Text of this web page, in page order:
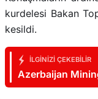
kurdelesi Bakan
kesildi.
İLGINIZI ÇEKEBILIR
Azerbaijan